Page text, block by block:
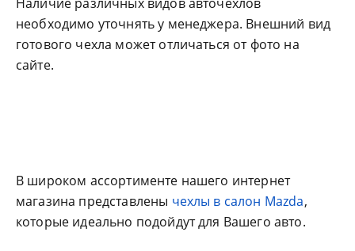
необходимо уточнять у менеджера. Внешний вид
готового чехла может отличаться от фото на
сайте.
В широком ассортименте нашего интернет
магазина представлены чехлы в салон Mazda,
которые идеально подойдут для Вашего авто.